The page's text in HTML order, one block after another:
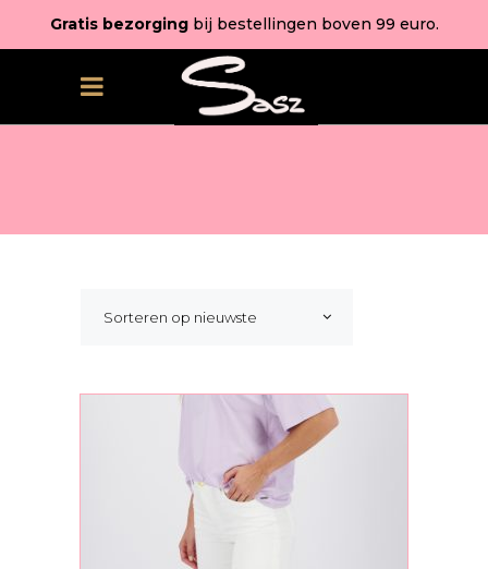
Gratis bezorgingbij bestellingen boven 99 euro.
Sorteren op nieuwste